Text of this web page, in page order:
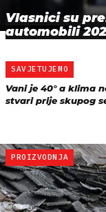
Vlasnici su
automobili
SAVJETUJEMO
Vani je 40° a klima
stvari prije skupog
PROIZVODNJA